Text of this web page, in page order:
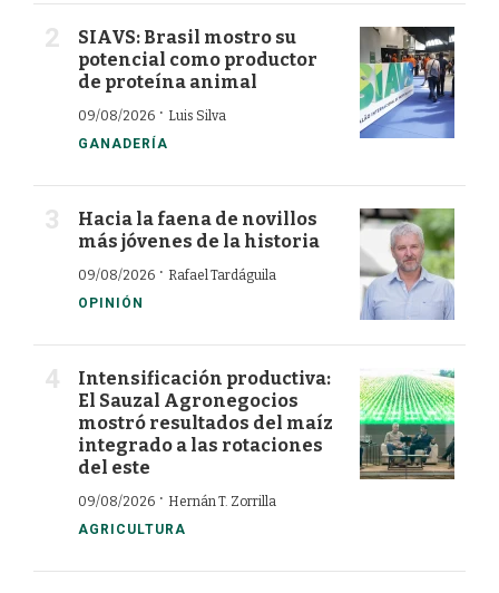
SIAVS: Brasil mostro su
potencial como productor
de proteína animal
09/08/2026 · Luis Silva
GANADERÍA
Hacia la faena de novillos
más jóvenes de la historia
09/08/2026 · Rafael Tardáguila
OPINIÓN
Intensificación productiva:
El Sauzal Agronegocios
mostró resultados del maíz
integrado a las rotaciones
del este
09/08/2026 · Hernán T. Zorrilla
AGRICULTURA